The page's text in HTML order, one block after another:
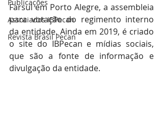
Publicações
Associados IBPecan
Revista Brasil Pecan
Farsul em Porto Alegre, a assembleia
para votação do regimento interno
da entidade. Ainda em 2019, é criado
o site do IBPecan e mídias sociais,
que são a fonte de informação e
divulgação da entidade.